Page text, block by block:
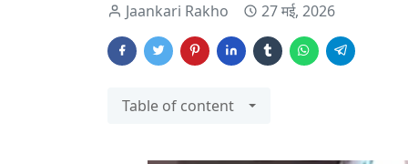
Jaankari Rakho 27 मई, 2026
Table of content